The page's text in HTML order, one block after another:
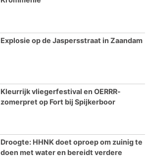
Explosie op de Jaspersstraat in Zaandam
Kleurrijk vliegerfestival en OERRR-
zomerpret op Fort bij Spijkerboor
Droogte: HHNK doet oproep om zuinig te
doen met water en bereidt verdere